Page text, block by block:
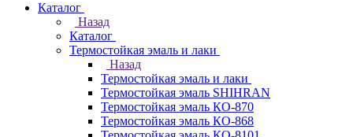
Каталог
Назад
Каталог
Термостойкая эмаль и лаки
Назад
Термостойкая эмаль и лаки
Термостойкая эмаль SHIHRAN
Термостойкая эмаль КО-870
Термостойкая эмаль КО-868